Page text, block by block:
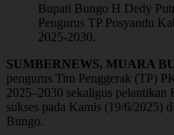
Bupati Bungo H Dedy
Pengurus TP Posyandu
2025-2030.
SUMBERNEWS, MUARA
pengurus Tim Penggerak (TP)
2025–2030 sekaligus pelantikan
sukses pada Kamis (19/6/2025)
Bungo.